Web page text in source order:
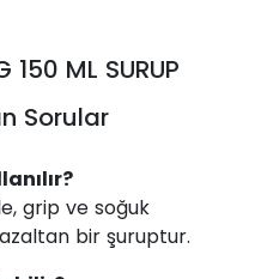
150 ML SURUP
Sorular
grip ve soğuk
azaltan bir şuruptur.